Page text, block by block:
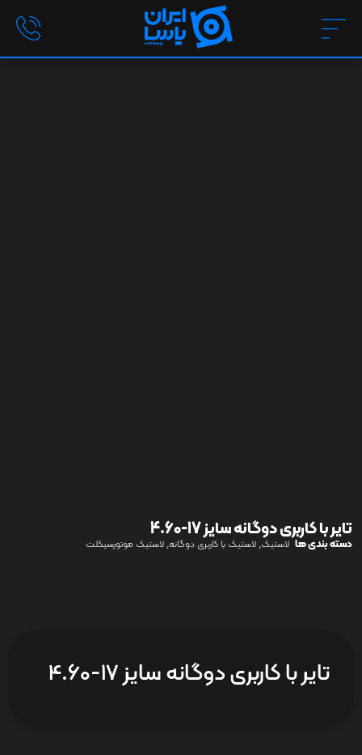
تایر با کاربری دوگانه سایز 17-4.60
دسته بندی ها لاستیک, لاستیک با کاربری دوگانه, لاستیک موتورسیکلت
تایر با کاربری دوگانه سایز 17-4.60